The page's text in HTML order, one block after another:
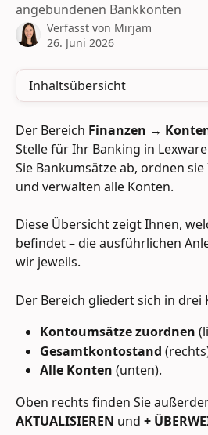
angebundenen Bankkonten
Verfasst von Mirjam
26. Juni 2026
Inhaltsübersicht
Der Bereich Finanzen →
Stelle für Ihr Banking in
Sie Bankumsätze ab, ordnen
und verwalten alle Konten.
Diese Übersicht zeigt Ihnen,
befindet – die ausführlichen
wir jeweils.
Der Bereich gliedert sich in drei
Kontoumsätze zuordnen
Gesamtkontostand
Alle Konten (unten).
Oben rechts finden Sie
AKTUALISIEREN und +